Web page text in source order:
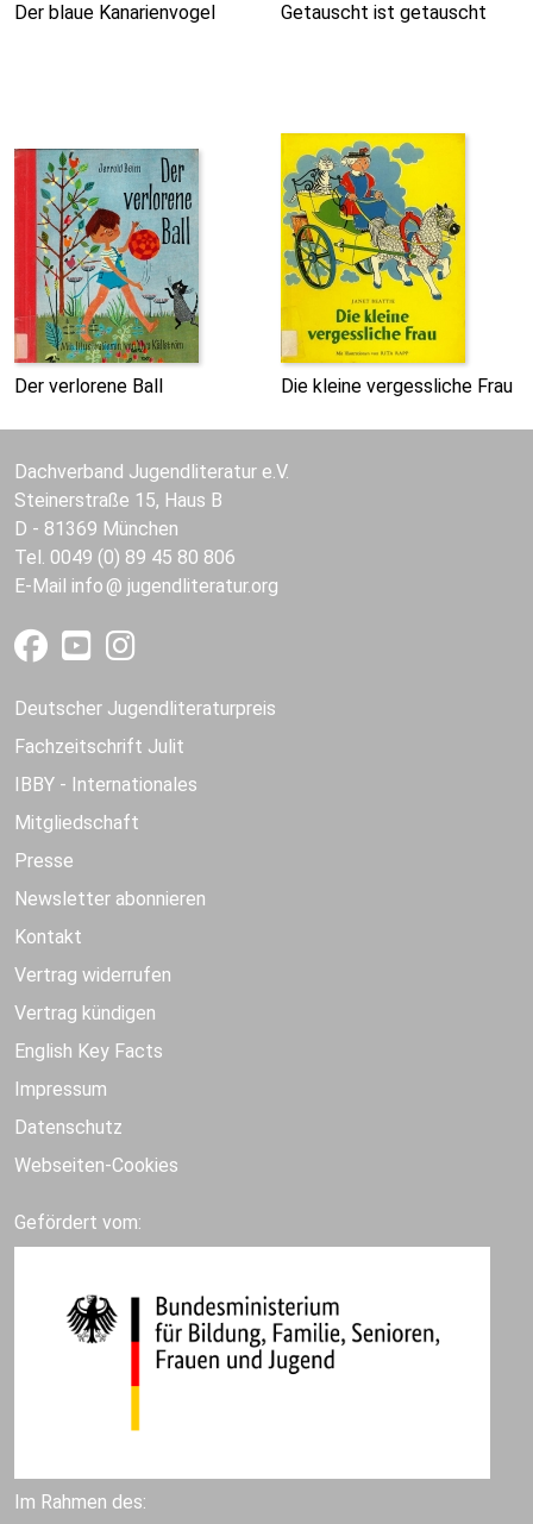
Der blaue Kanarienvogel Getauscht ist getauscht
Der verlorene Ball Die kleine vergessliche Frau
Dachverband Jugendliteratur e.V.
Steinerstraße 15, Haus B
D - 81369 München
Tel. 0049 (0) 89 45 80 806
E-Mail info jugendliteratur.org
Deutscher Jugendliteraturpreis
Fachzeitschrift Julit
IBBY - Internationales
Mitgliedschaft
Presse
Newsletter abonnieren
Kontakt
Vertrag widerrufen
Vertrag kündigen
English Key Facts
Impressum
Datenschutz
Webseiten-Cookies
Gefördert vom:
Im Rahmen des: